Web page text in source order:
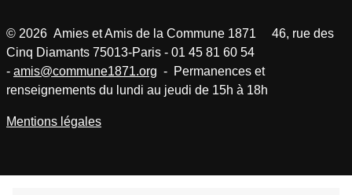
© 2026 Amies et Amis de la Commune 1871 46, rue des
Cinq Diamants 75013-Paris - 01 45 81 60 54
- amis@commune1871.org - Permanences et
renseignements du lundi au jeudi de 15h à 18h
Mentions légales